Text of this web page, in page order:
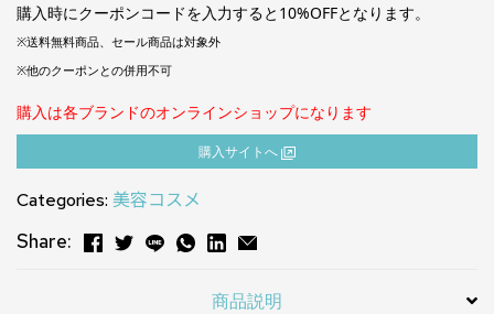
購入時にクーポンコードを入力すると10%OFFとなります。
※送料無料商品、セール商品は対象外
※他のクーポンとの併用不可
購入は各ブランドのオンラインショップになります
購⼊サイトへ
Categories: 美容コスメ
Share:
商品説明